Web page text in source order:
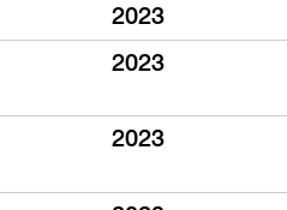
2023
2023
2023